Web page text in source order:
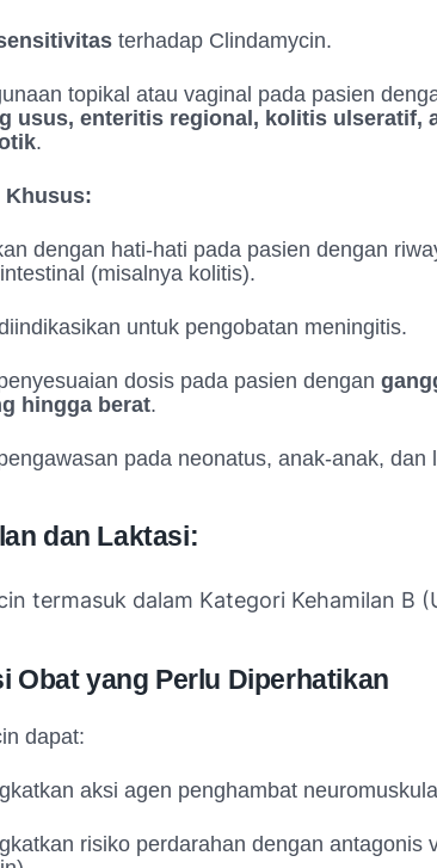
terhadap Clindamycin.
topikal atau vaginal pada pasien
usus, enteritis regional, kolitis ulseratif,
.
Khusus:
dengan hati-hati pada pasien dengan
(misalnya kolitis).
untuk pengobatan meningitis.
dosis pada pasien dengan
hingga berat.
pada neonatus, anak-anak, dan
dan Laktasi:
termasuk dalam Kategori Kehamilan B
Obat yang Perlu Diperhatikan
dapat:
aksi agen penghambat
risiko perdarahan dengan antagonis